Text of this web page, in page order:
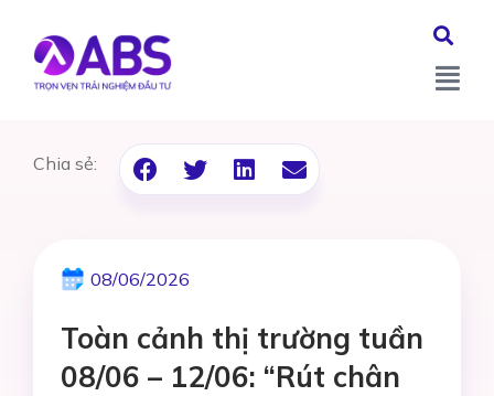
Chia sẻ:
08/06/2026
Toàn cảnh thị trường tuần
08/06 – 12/06: “Rút chân